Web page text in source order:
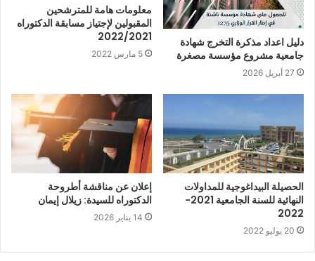
دليل اعداد مذكرة التخرج شهادة
جامعية مشروع مؤسسة مصغرة
27 أبريل 2026
معلومات هامة للمترشحين
المقبولين لإجتياز مسابقة الدكتوراه
2022/2021
5 مارس 2022
الحصيلة البيداغوجية للمداولات
النهائية للسنة الجامعية 2021-
2022
20 يوليو 2022
إعلان عن مناقشة أطروحة
الدكتوراه للسيدة: زيلال إيمان
14 يناير 2026